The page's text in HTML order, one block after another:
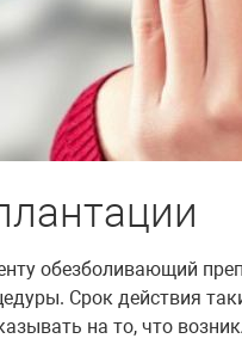
обезболивающий
Срок действия
на то, что